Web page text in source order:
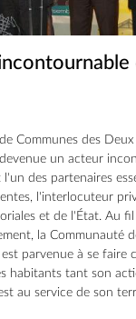
Communes des Deux
un acteur
l'un des partenaires
l'interlocuteur
et de l'État. Au fil
la Communauté
est parvenue à se faire
habitants tant son
au service de son